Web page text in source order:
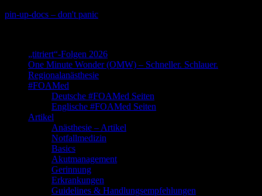
Skip
pin-up-docs – don't panic
„titriert“-Folgen 2026
One Minute Wonder (OMW) – Schneller. Schlauer.
Regionalanästhesie
#FOAMed
Deutsche #FOAMed Seiten
Englische #FOAMed Seiten
Artikel
Anästhesie – Artikel
Notfallmedizin
Basics
Akutmanagement
Gerinnung
Erkrankungen
Guidelines & Handlungsempfehlungen